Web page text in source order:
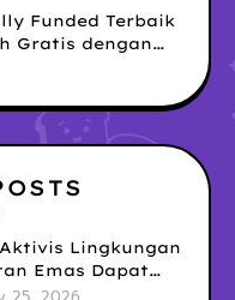
Funded Terbaik
Gratis dengan
Mewah!
Lingkungan
Emas Dapat
untuk Misi